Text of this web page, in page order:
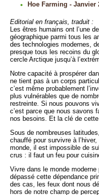
Hoe Farming - Janvier
Editorial en français, traduit :
Les êtres humains ont l’une
géographique parmi tous les
des technologies modernes,
presque tous les recoins du
cercle Arctique jusqu’à
Notre capacité à prospérer
ne tient pas à un corps
c’est même probablement
plus vulnérables que de
restreinte. Si nous pouvons
c’est parce que nous savons
nos besoins. Et la clé de
Sous de nombreuses
chauffé pour survivre à
monde, il est impossible de
crus : il faut un feu pour
Vivre dans le monde moderne
dépassé cette dépendance
des cas, les feux dont nous
hors de notre champ de